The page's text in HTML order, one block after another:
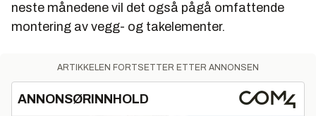
neste månedene vil det også pågå omfattende
montering av vegg- og takelementer.
ARTIKKELEN FORTSETTER ETTER ANNONSEN
ANNONSØRINNHOLD